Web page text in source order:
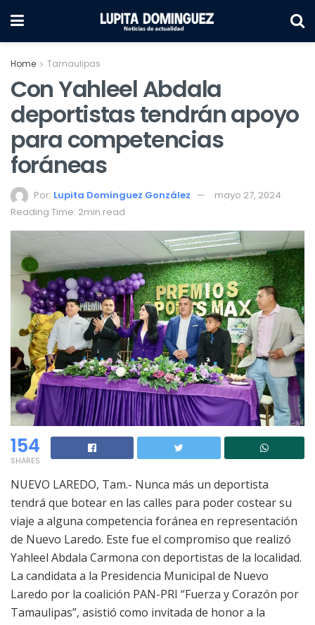
Home Tamaulipas
Con Yahleel Abdala
deportistas tendrán apoyo
para competencias
foráneas
Por: Lupita Domínguez González
mayo 27, 2024
Reading Time: 2min read
154
SHARES
NUEVO LAREDO, Tam.- Nunca más un deportista
tendrá que botear en las calles para poder costear su
viaje a alguna competencia foránea en representación
de Nuevo Laredo. Este fue el compromiso que realizó
Yahleel Abdala Carmona con deportistas de la localidad.
La candidata a la Presidencia Municipal de Nuevo
Laredo por la coalición PAN-PRI “Fuerza y Corazón por
Tamaulipas”, asistió como invitada de honor a la